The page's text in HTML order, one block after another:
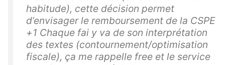
habitude), cette décision permet
d’envisager le remboursement de la CSPE
+1 Chaque fai y va de son interprétation
des textes (contournement/optimisation
fiscale), ça me rappelle free et le service